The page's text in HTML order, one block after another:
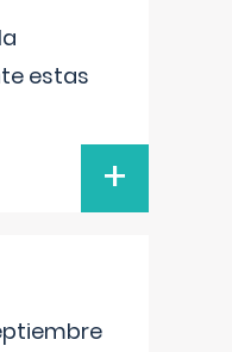
estas
+